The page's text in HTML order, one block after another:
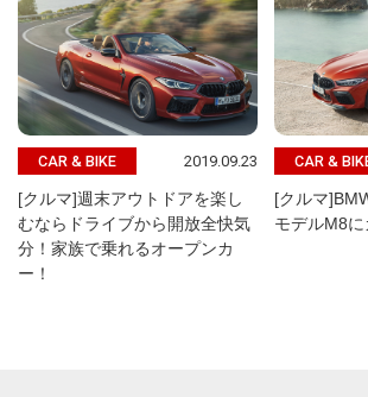
CAR & BIKE 2019.09.23
[クルマ]週末アウトドアを楽し
むならドライブから開放全快気
分！家族で乗れるオープンカ
ー！
CAR &
[クルマ
モデルM8に